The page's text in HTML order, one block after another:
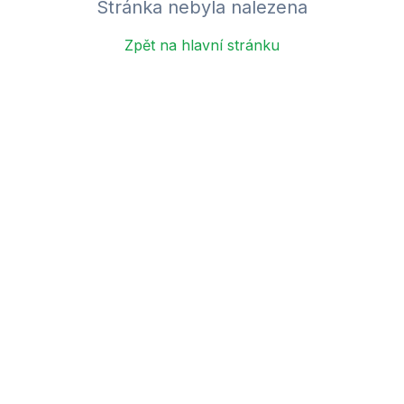
Stránka nebyla nalezena
Zpět na hlavní stránku